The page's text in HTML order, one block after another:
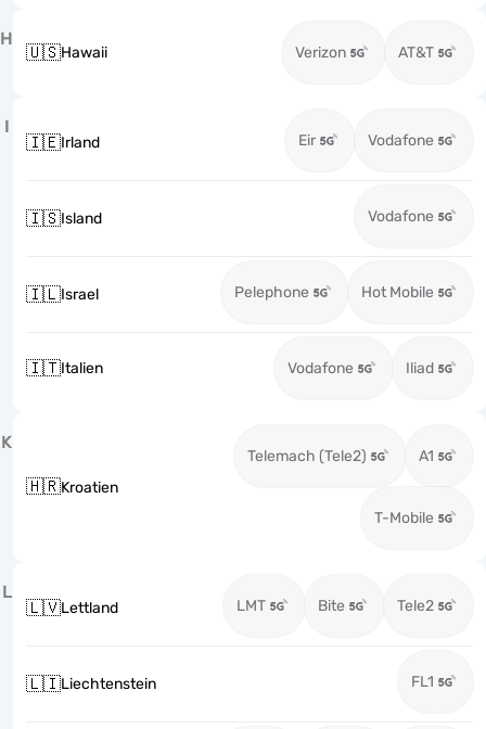
H
🇺🇸Hawaii Verizon AT&T
I
🇮🇪Irland Eir Vodafone
🇮🇸Island Vodafone
🇮🇱Israel Pelephone Hot Mobile
🇮🇹Italien Vodafone Iliad
K
🇭🇷Kroatien
Telemach (Tele2) A1
T-Mobile
L
🇱🇻Lettland LMT Bite Tele2
🇱🇮Liechtenstein FL1